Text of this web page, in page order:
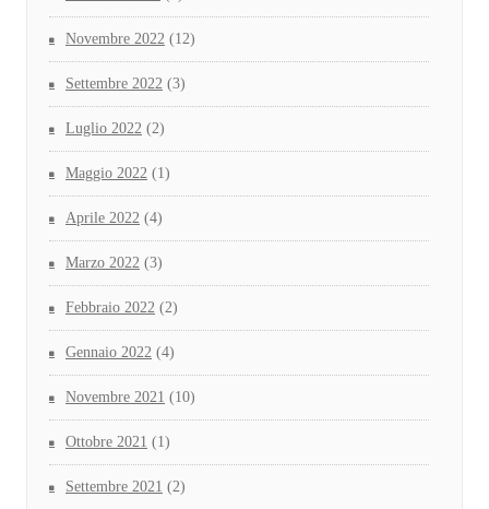
Novembre 2022 (12)
Settembre 2022 (3)
Luglio 2022 (2)
Maggio 2022 (1)
Aprile 2022 (4)
Marzo 2022 (3)
Febbraio 2022 (2)
Gennaio 2022 (4)
Novembre 2021 (10)
Ottobre 2021 (1)
Settembre 2021 (2)